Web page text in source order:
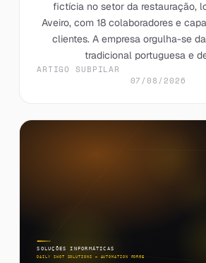
fictícia no setor da restauração,
Aveiro, com 18 colaboradores e
clientes. A empresa orgulha-se
tradicional portuguesa e
ARTIGO SUBPILAR
07/08/2026